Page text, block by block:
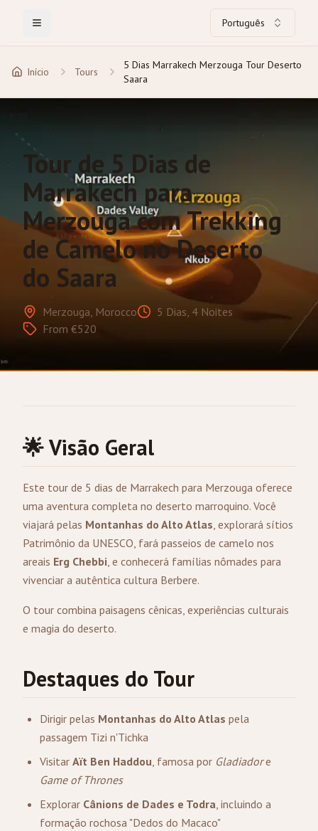
Toggle Menu Português
Início Tours
5 Dias Marrakech Merzouga Tour Deserto
Saara
Tour de 5 Dias de
Marrakech para
Merzouga com Trekking
de Camelo no Deserto
do Saara
Merzouga, Morocco
5 Dias, 4 Noites
From €520
🌟 Visão Geral
Este tour de 5 dias de Marrakech para Merzouga oferece
uma aventura completa no deserto marroquino. Você
viajará pelas Montanhas do Alto Atlas, explorará sítios
Patrimônio da UNESCO, fará passeios de camelo nos
areais Erg Chebbi, e conhecerá famílias nômades para
vivenciar a autêntica cultura Berbere.
O tour combina paisagens cênicas, experiências culturais
e magia do deserto.
Destaques do Tour
Dirigir pelas Montanhas do Alto Atlas pela
passagem Tizi n'Tichka
Visitar Aït Ben Haddou, famosa por Gladiadore
Game of Thrones
Explorar Cânions de Dades e Todra, incluindo a
formação rochosa "Dedos do Macaco"